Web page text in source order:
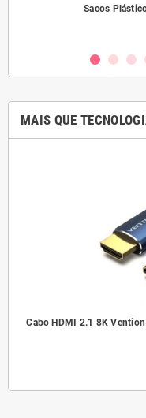
Sacos
MAIS QUE
Cabo HDMI 2.1 8K